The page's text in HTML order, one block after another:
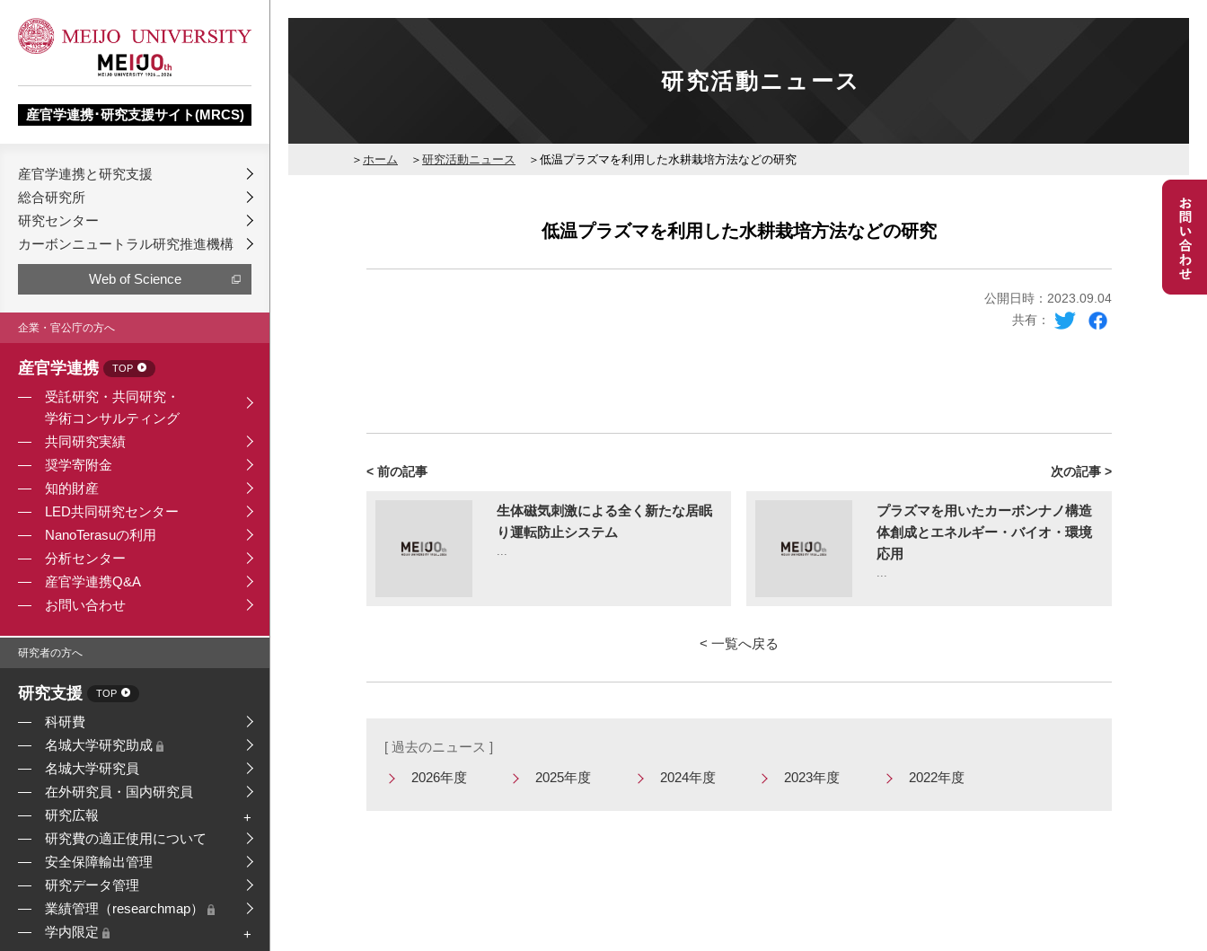
産官学連携･研究支援サイト(MRCS)
産官学連携と研究支援
総合研究所
研究センター
カーボンニュートラル研究推進機構
Web of Science
企業・官公庁の方へ
産官学連携 TOP
受託研究・共同研究・
学術コンサルティング
共同研究実績
奨学寄附金
知的財産
LED共同研究センター
NanoTerasuの利用
分析センター
産官学連携Q&A
お問い合わせ
研究者の方へ
研究支援 TOP
科研費
名城大学研究助成
名城大学研究員
在外研究員・国内研究員
研究広報
研究費の適正使用について
安全保障輸出管理
研究データ管理
業績管理（researchmap）
学内限定
研究活動ニュース
ホーム 研究活動ニュース 低温プラズマを利用した水耕栽培方法などの研究
低温プラズマを利用した水耕栽培方法などの研究
公開日時：2023.09.04
共有：
< 前の記事
生体磁気刺激による全く新たな居眠
り運転防止システム
...
次の記事 >
プラズマを用いたカーボンナノ構造
体創成とエネルギー・バイオ・環境
応用
...
< 一覧へ戻る
[ 過去のニュース ]
2026年度
2025年度 2024年度 2023年度 2022年度